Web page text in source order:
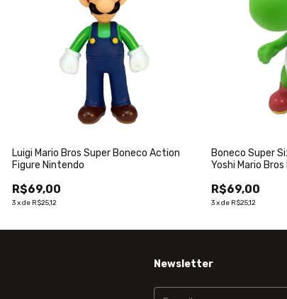
Luigi Mario Bros Super Boneco Action
Figure Nintendo
R$69,00
3xde R$25,12
Boneco Super
Yoshi Mario
R$69,00
3xde R$25,12
Newsletter